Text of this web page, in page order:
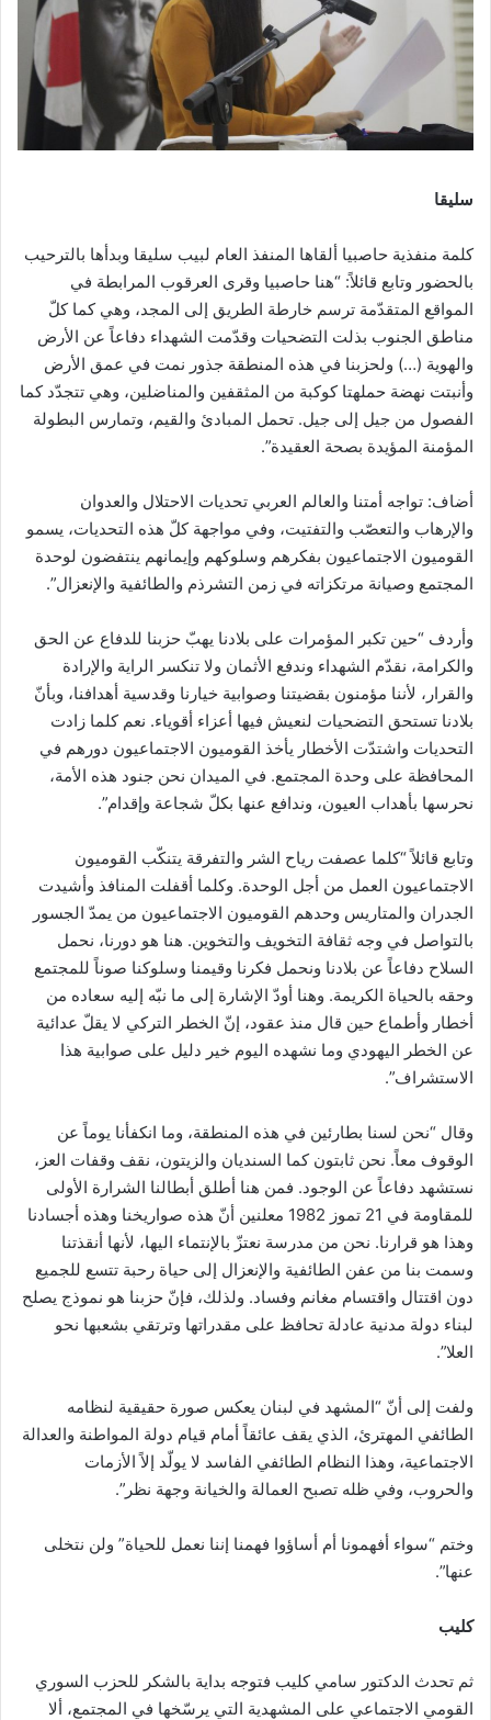
سليقا
كلمة منفذية حاصبيا ألقاها المنفذ العام لبيب سليقا وبدأها بالترحيب
بالحضور وتابع قائلاً: “هنا حاصبيا وقرى العرقوب المرابطة في
المواقع المتقدّمة ترسم خارطة الطريق إلى المجد، وهي كما كلّ
مناطق الجنوب بذلت التضحيات وقدّمت الشهداء دفاعاً عن الأرض
والهوية (…) ولحزبنا في هذه المنطقة جذور نمت في عمق الأرض
وأنبتت نهضة حملهتا كوكبة من المثقفين والمناضلين، وهي تتجدّد كما
الفصول من جيل إلى جيل. تحمل المبادئ والقيم، وتمارس البطولة
المؤمنة المؤيدة بصحة العقيدة”.
أضاف: تواجه أمتنا والعالم العربي تحديات الاحتلال والعدوان
والإرهاب والتعصّب والتفتيت، وفي مواجهة كلّ هذه التحديات، يسمو
القوميون الاجتماعيون بفكرهم وسلوكهم وإيمانهم ينتفضون لوحدة
المجتمع وصيانة مرتكزاته في زمن التشرذم والطائفية والإنعزال”.
وأردف “حين تكبر المؤمرات على بلادنا يهبّ حزبنا للدفاع عن الحق
والكرامة، نقدّم الشهداء وندفع الأثمان ولا تنكسر الراية والإرادة
والقرار، لأننا مؤمنون بقضيتنا وصوابية خيارنا وقدسية أهدافنا، وبأنّ
بلادنا تستحق التضحيات لنعيش فيها أعزاء أقوياء. نعم كلما زادت
التحديات واشتدّت الأخطار يأخذ القوميون الاجتماعيون دورهم في
المحافظة على وحدة المجتمع. في الميدان نحن جنود هذه الأمة،
نحرسها بأهداب العيون، وندافع عنها بكلّ شجاعة وإقدام”.
وتابع قائلاً “كلما عصفت رياح الشر والتفرقة يتنكّب القوميون
الاجتماعيون العمل من أجل الوحدة. وكلما أقفلت المنافذ وأشيدت
الجدران والمتاريس وحدهم القوميون الاجتماعيون من يمدّ الجسور
بالتواصل في وجه ثقافة التخويف والتخوين. هنا هو دورنا، نحمل
السلاح دفاعاً عن بلادنا ونحمل فكرنا وقيمنا وسلوكنا صوناً للمجتمع
وحقه بالحياة الكريمة. وهنا أودّ الإشارة إلى ما نبّه إليه سعاده من
أخطار وأطماع حين قال منذ عقود، إنّ الخطر التركي لا يقلّ عدائية
عن الخطر اليهودي وما نشهده اليوم خير دليل على صوابية هذا
الاستشراف”.
وقال “نحن لسنا بطارئين في هذه المنطقة، وما انكفأنا يوماً عن
الوقوف معاً. نحن ثابتون كما السنديان والزيتون، نقف وقفات العز،
نستشهد دفاعاً عن الوجود. فمن هنا أطلق أبطالنا الشرارة الأولى
للمقاومة في 21 تموز 1982 معلنين أنّ هذه صواريخنا وهذه أجسادنا
وهذا هو قرارنا. نحن من مدرسة نعتزّ بالإنتماء اليها، لأنها أنقذتنا
وسمت بنا من عفن الطائفية والإنعزال إلى حياة رحبة تتسع للجميع
دون اقتتال واقتسام مغانم وفساد. ولذلك، فإنّ حزبنا هو نموذج يصلح
لبناء دولة مدنية عادلة تحافظ على مقدراتها وترتقي بشعبها نحو
العلا”.
ولفت إلى أنّ “المشهد في لبنان يعكس صورة حقيقية لنظامه
الطائفي المهترئ، الذي يقف عائقاً أمام قيام دولة المواطنة والعدالة
الاجتماعية، وهذا النظام الطائفي الفاسد لا يولّد إلاً الأزمات
والحروب، وفي ظله تصبح العمالة والخيانة وجهة نظر”.
وختم “سواء أفهمونا أم أساؤوا فهمنا إننا نعمل للحياة” ولن نتخلى
عنها”.
كليب
ثم تحدث الدكتور سامي كليب فتوجه بداية بالشكر للحزب السوري
القومي الاجتماعي على المشهدية التي يرسّخها في المجتمع، ألا